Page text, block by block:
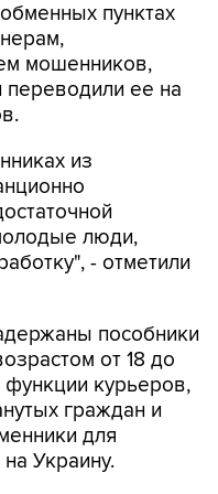
пунктах
мошенников,
переводили ее на
из
люди,
- отметили
пособники
от 18 до
курьеров,
граждан и
для
Украину.